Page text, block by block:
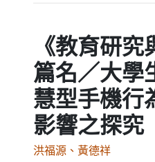
《教育研究
篇名／大學
慧型手機行
影響之探究
洪福源、黃德祥